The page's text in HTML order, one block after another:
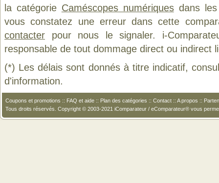
la catégorie Caméscopes numériquesdans les
vous constatez une erreur dans cette
contacter pour nous le signaler. i-
responsable de tout dommage direct ou indirect
(*) Les délais sont donnés à titre indicatif,
d'information.
Coupons et promotions :: FAQ et aide :: Plan des catégories :: Contact :: A propos ::
Tous droits réservés. Copyright © 2003-2021 iComparateur / eComparateur® vous